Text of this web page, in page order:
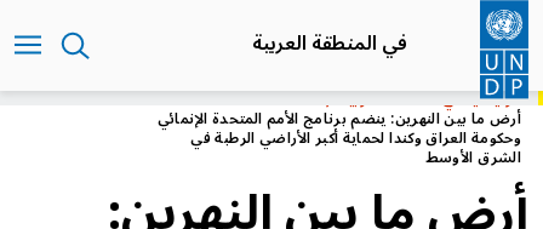
تجاوز
إلى
المحتوى
الرئيسي
في المنطقة العربية
الرئيسيةفي المنطقة العربية
أرض ما بين النهرين: ينضم برنامج الأمم المتحدة الإنمائي
وحكومة العراق وكندا لحماية أكبر الأراضي الرطبة في
الشرق الأوسط